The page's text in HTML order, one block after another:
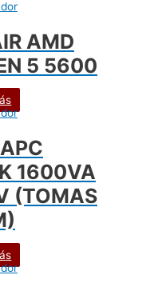
AMD
5 5600
1600VA
(TOMAS